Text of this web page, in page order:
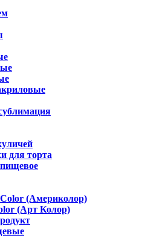
для торта
пищевое
(Америколор)
(Арт Колор)